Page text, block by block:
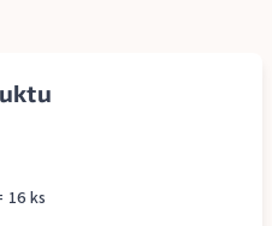
16 ks